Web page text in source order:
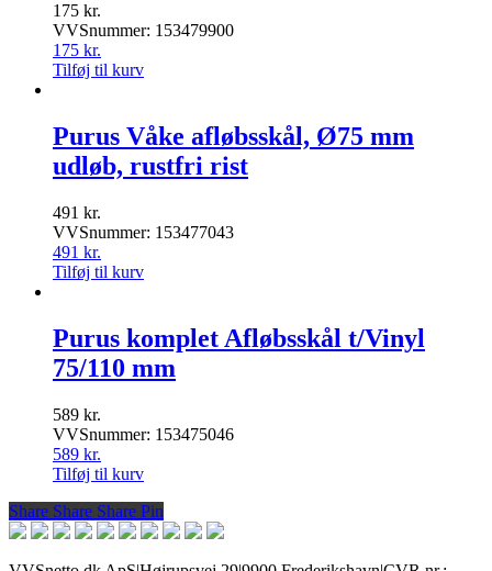
175 kr.
VVSnummer: 153479900
175 kr.
Tilføj til kurv
Purus Våke afløbsskål, Ø75 mm
udløb, rustfri rist
491 kr.
VVSnummer: 153477043
491 kr.
Tilføj til kurv
Purus komplet Afløbsskål t/Vinyl
75/110 mm
589 kr.
VVSnummer: 153475046
589 kr.
Tilføj til kurv
Share
Share Share Share Pin